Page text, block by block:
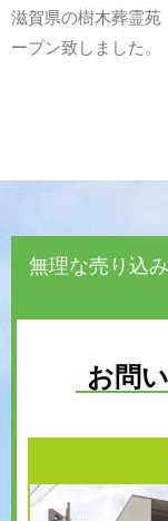
滋賀県の樹木葬霊苑
ープン致しました。
無理な売り込
お問